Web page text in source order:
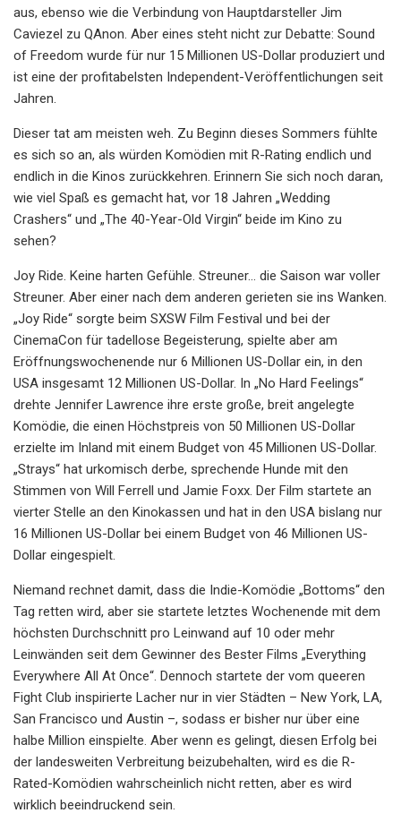
aus, ebenso wie die Verbindung von Hauptdarsteller Jim
Caviezel zu QAnon. Aber eines steht nicht zur Debatte: Sound
of Freedom wurde für nur 15 Millionen US-Dollar produziert und
ist eine der profitabelsten Independent-Veröffentlichungen seit
Jahren.
Dieser tat am meisten weh. Zu Beginn dieses Sommers fühlte
es sich so an, als würden Komödien mit R-Rating endlich und
endlich in die Kinos zurückkehren. Erinnern Sie sich noch daran,
wie viel Spaß es gemacht hat, vor 18 Jahren „Wedding
Crashers“ und „The 40-Year-Old Virgin“ beide im Kino zu
sehen?
Joy Ride. Keine harten Gefühle. Streuner... die Saison war voller
Streuner. Aber einer nach dem anderen gerieten sie ins Wanken.
„Joy Ride“ sorgte beim SXSW Film Festival und bei der
CinemaCon für tadellose Begeisterung, spielte aber am
Eröffnungswochenende nur 6 Millionen US-Dollar ein, in den
USA insgesamt 12 Millionen US-Dollar. In „No Hard Feelings“
drehte Jennifer Lawrence ihre erste große, breit angelegte
Komödie, die einen Höchstpreis von 50 Millionen US-Dollar
erzielte im Inland mit einem Budget von 45 Millionen US-Dollar.
„Strays“ hat urkomisch derbe, sprechende Hunde mit den
Stimmen von Will Ferrell und Jamie Foxx. Der Film startete an
vierter Stelle an den Kinokassen und hat in den USA bislang nur
16 Millionen US-Dollar bei einem Budget von 46 Millionen US-
Dollar eingespielt.
Niemand rechnet damit, dass die Indie-Komödie „Bottoms“ den
Tag retten wird, aber sie startete letztes Wochenende mit dem
höchsten Durchschnitt pro Leinwand auf 10 oder mehr
Leinwänden seit dem Gewinner des Bester Films „Everything
Everywhere All At Once“. Dennoch startete der vom queeren
Fight Club inspirierte Lacher nur in vier Städten – New York, LA,
San Francisco und Austin –, sodass er bisher nur über eine
halbe Million einspielte. Aber wenn es gelingt, diesen Erfolg bei
der landesweiten Verbreitung beizubehalten, wird es die R-
Rated-Komödien wahrscheinlich nicht retten, aber es wird
wirklich beeindruckend sein.